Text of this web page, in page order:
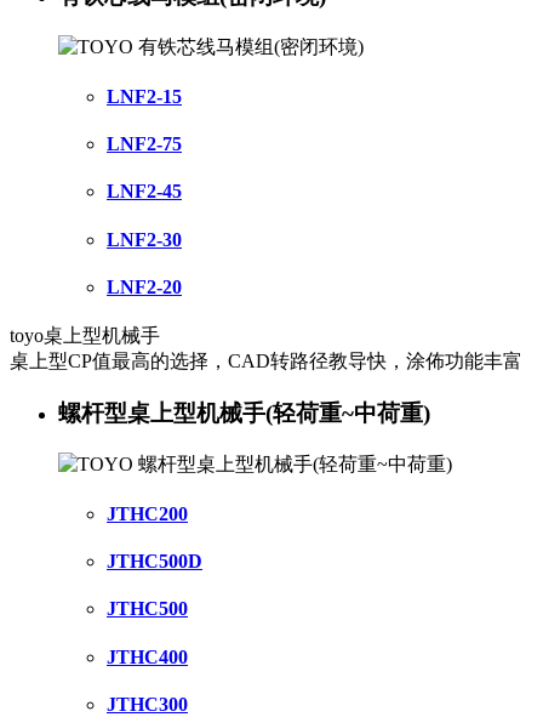
LNF2-15
LNF2-75
LNF2-45
LNF2-30
LNF2-20
toyo桌上型机械手
桌上型CP值最高的选择，CAD转路径教导快，涂佈功能丰富
螺杆型桌上型机械手(轻荷重~中荷重)
JTHC200
JTHC500D
JTHC500
JTHC400
JTHC300